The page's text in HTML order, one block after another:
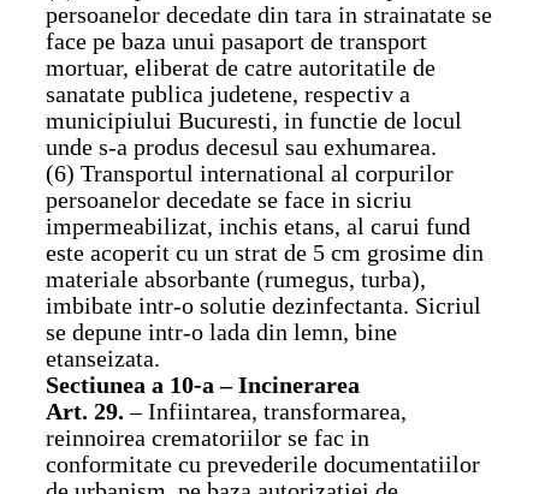
persoanelor decedate din tara in strainatate se
face pe baza unui pasaport de transport
mortuar, eliberat de catre autoritatile de
sanatate publica judetene, respectiv a
municipiului Bucuresti, in functie de locul
unde s-a produs decesul sau exhumarea.
(6) Transportul international al corpurilor
persoanelor decedate se face in sicriu
impermeabilizat, inchis etans, al carui fund
este acoperit cu un strat de 5 cm grosime din
materiale absorbante (rumegus, turba),
imbibate intr-o solutie dezinfectanta. Sicriul
se depune intr-o lada din lemn, bine
etanseizata.
Sectiunea a 10-a – Incinerarea
Art. 29. – Infiintarea, transformarea,
reinnoirea crematoriilor se fac in
conformitate cu prevederile documentatiilor